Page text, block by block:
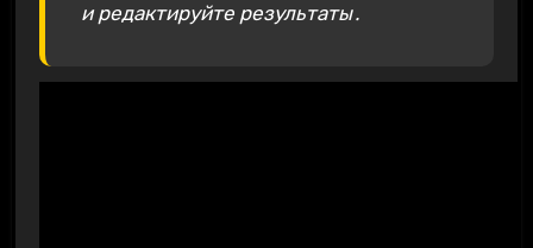
и редактируйте результаты․